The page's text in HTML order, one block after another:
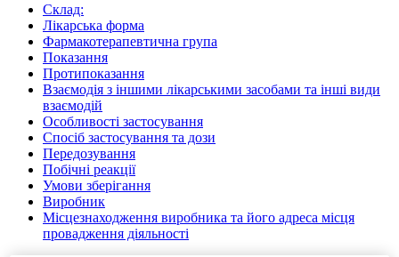
Склад:
Лікарська форма
Фармакотерапевтична група
Показання
Протипоказання
Взаємодія з іншими лікарськими засобами та інші види
взаємодій
Особливості застосування
Спосіб застосування та дози
Передозування
Побічні реакції
Умови зберігання
Виробник
Місцезнаходження виробника та його адреса місця
провадження діяльності